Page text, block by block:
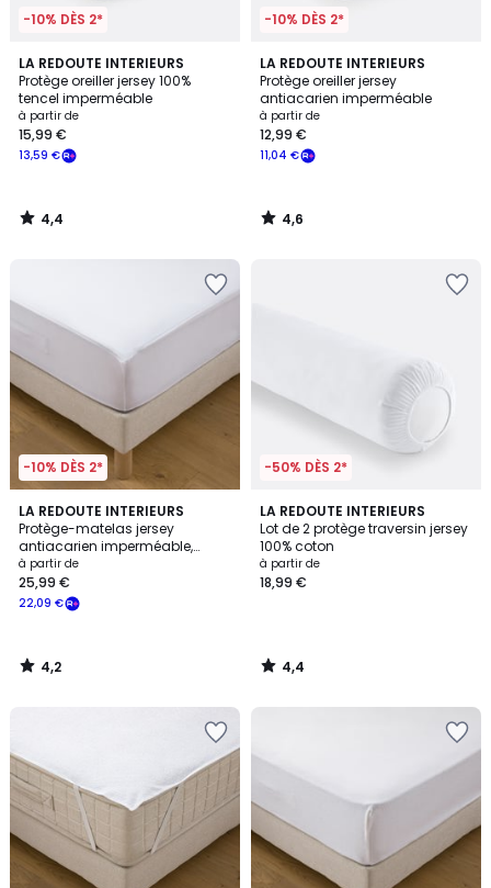
-10% DÈS 2*
LA REDOUTE INTERIEURS
Protège oreiller jersey 100%
tencel imperméable
à partir de
13,59 €
15,99 €
4,4
/ 5
4,4
/
-10% DÈS 2*
LA REDOUTE INTERIEURS
Protège oreiller jersey
antiacarien imperméable
à partir de
11,04 €
12,99 €
4,6
/ 5
4,6
/
-10% DÈS 2*
LA REDOUTE INTERIEURS
Protège-matelas jersey
antiacarien imperméable,
hauteur maxi 25 cm
à partir de
22,09 €
25,99 €
4,2
/ 5
4,2
/
-50% DÈS 2*
LA REDOUTE INTERIEURS
Lot de 2 protège traversin jersey
100% coton
à partir de
18,99 €
4,4
/ 5
4,4
/